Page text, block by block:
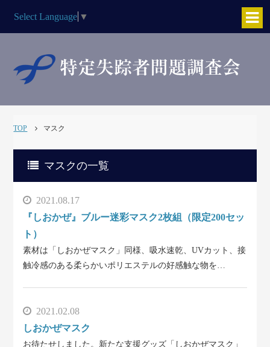
Select Language ▼
TOP マスク
マスクの一覧
2021.08.17
『しおかぜ』ブルー迷彩マスク2枚組（限定200セッ
ト）
素材は「しおかぜマスク」同様、吸水速乾、UVカット、接
触冷感のある柔らかいポリエステルの好感触な物を…
2021.02.08
しおかぜマスク
お待たせしました。新たな支援グッズ「しおかぜマスク」